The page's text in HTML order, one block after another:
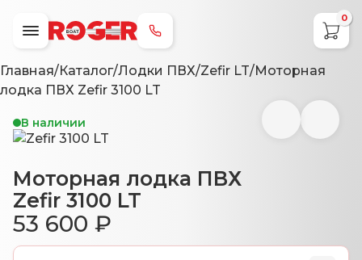
+7 (800) 707-79-49
0
Главная/Каталог/Лодки ПВХ/Zefir LT/Моторная
лодка ПВХ Zefir 3100 LT
Моторная лодка ПВХ
Zefir 3100 LT
53 600 ₽
В наличии